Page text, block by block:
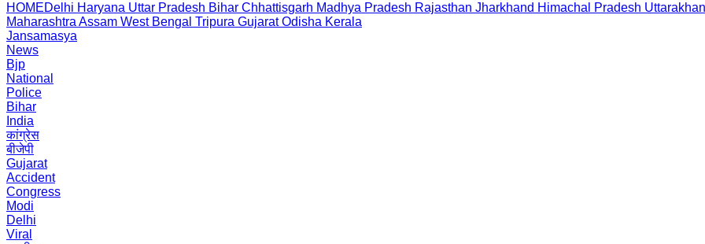
HOMEDelhi Haryana Uttar Pradesh Bihar Chhattisgarh Madhya Pradesh Rajasthan Jharkhand Himachal Pradesh
Maharashtra Assam West Bengal Tripura Gujarat Odisha Kerala
Jansamasya
News
Bjp
National
Police
Bihar
India
कांग्रेस
बीजेपी
Gujarat
Accident
Congress
Modi
Delhi
Viral